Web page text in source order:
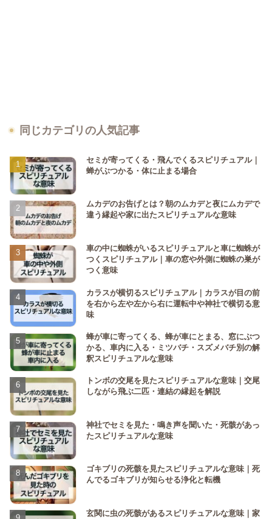
同じカテゴリの人気記事
セミが寄ってくる・飛んでくるスピリチュアル｜
蝉がぶつかる・体に止まる場合
ムカデのお告げとは？朝のムカデと夜にムカデで
違う縁起や家に出たスピリチュアルな意味
車の中に蜘蛛がいるスピリチュアルと車に蜘蛛が
つくスピリチュアル｜車の窓や外側に蜘蛛の巣が
つく意味
カラスが横切るスピリチュアル｜カラスが目の前
を右から左や左から右に運転中や神社で横切る意
味
蜂が車に寄ってくる、蜂が車にとまる、窓にぶつ
かる、車内に入る・ミツバチ・スズメバチ別の解
釈スピリチュアルな意味
トンボの交尾を見たスピリチュアルな意味｜交尾
しながら飛ぶ二匹・連結の縁起を解説
神社でセミを見た・鳴き声を聞いた・死骸があっ
たスピリチュアルな意味
ゴキブリの死骸を見たスピリチュアルな意味｜死
んでるゴキブリが知らせる浄化と転機
玄関に虫の死骸があるスピリチュアルな意味｜家